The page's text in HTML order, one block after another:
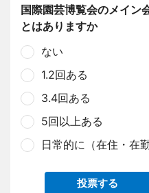
国際園芸博覧会のメイン
とはありますか
ない
1.2回ある
3.4回ある
5回以上ある
日常的に（在住・在
投票する